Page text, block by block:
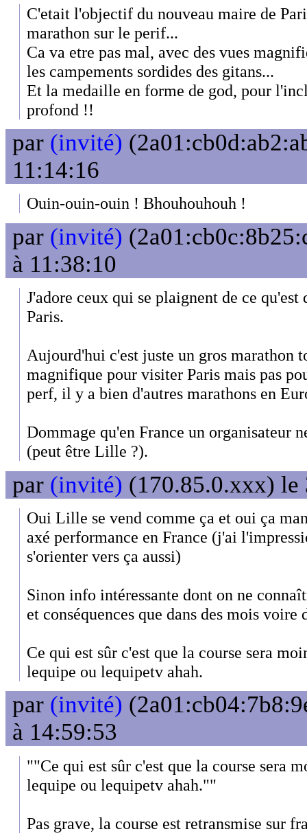
C'etait l'objectif du nouveau maire de
marathon sur le perif...
Ca va etre pas mal, avec des vues
les campements sordides des gitans...
Et la medaille en forme de god, pour
profond !!
par (invité)
11:14:16
Ouin-ouin-ouin ! Bhouhouhouh !
par (invité)
à 11:38:10
J'adore ceux qui se plaignent de ce qu'est
Paris.
Aujourd'hui c'est juste un gros marathon
magnifique pour visiter Paris mais pas
perf, il y a bien d'autres marathons en
Dommage qu'en France un organisateur
(peut être Lille ?).
par (invité) (170.85.0.xxx) le
Oui Lille se vend comme ça et oui ça
axé performance en France (j'ai
s'orienter vers ça aussi)
Sinon info intéressante dont on ne
et conséquences que dans des mois voire
Ce qui est sûr c'est que la course sera
lequipe ou lequipetv ahah.
par (invité)
à 14:59:53
""Ce qui est sûr c'est que la course sera
lequipe ou lequipetv ahah.""
Pas grave, la course est retransmise sur